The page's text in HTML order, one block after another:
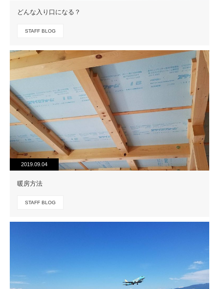
どんな入り口になる？
STAFF BLOG
2019.09.04
暖房方法
STAFF BLOG